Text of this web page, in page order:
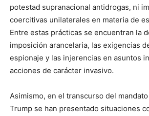
potestad supranacional antidrogas, ni
coercitivas unilaterales en materia de
Entre estas prácticas se encuentran la
imposición arancelaria, las exigencias
espionaje y las injerencias en asuntos
acciones de carácter invasivo.
Asimismo, en el transcurso del
Trump se han presentado situaciones